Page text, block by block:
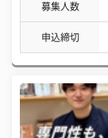
募集人数
申込締切